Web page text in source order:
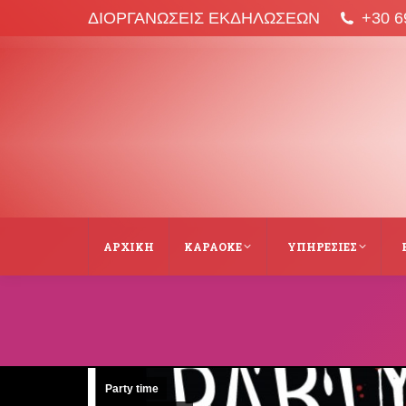
ΔΙΟΡΓΑΝΩΣΕΙΣ ΕΚΔΗΛΩΣΕΩΝ +30
ΑΡΧΙΚΉ ΚΑΡΑΌΚΕ ΥΠΗΡΕΣΙΕΣ
Party time